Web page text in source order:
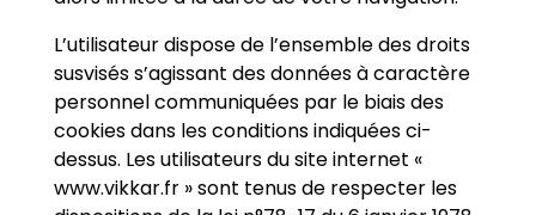
L’utilisateur dispose de l’ensemble des droits
susvisés s’agissant des données à caractère
personnel communiquées par le biais des
cookies dans les conditions indiquées ci-
dessus. Les utilisateurs du site internet «
www.vikkar.fr » sont tenus de respecter les